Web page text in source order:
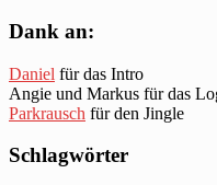
Dank an:
Daniel für das Intro
Angie und Markus für das
Parkrausch für den Jingle
Schlagwörter